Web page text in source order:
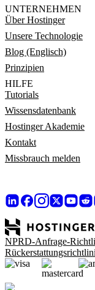
UNTERNEHMEN
Über Hostinger
Unsere Technologie
Blog (Englisch)
Prinzipien
HILFE
Tutorials
Wissensdatenbank
Hostinger Akademie
Kontakt
Missbrauch melden
NPRD-Anfrage-